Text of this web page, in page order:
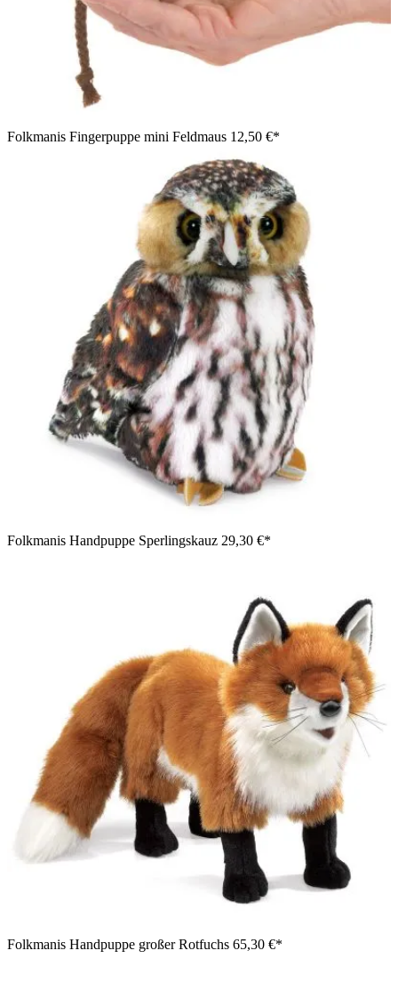
Folkmanis Fingerpuppe mini Feldmaus 12,50 €*
Folkmanis Handpuppe Sperlingskauz 29,30 €*
Folkmanis Handpuppe großer Rotfuchs 65,30 €*